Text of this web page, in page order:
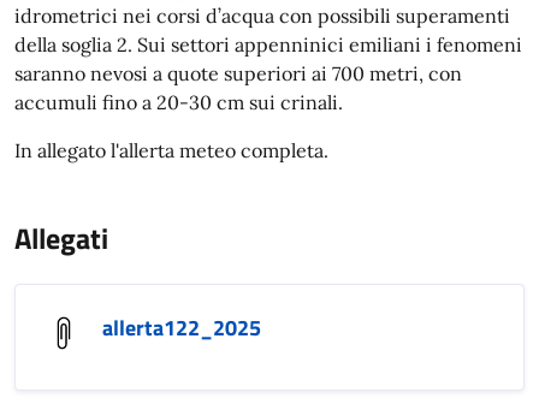
idrometrici nei corsi d’acqua con possibili superamenti
della soglia 2. Sui settori appenninici emiliani i fenomeni
saranno nevosi a quote superiori ai 700 metri, con
accumuli fino a 20-30 cm sui crinali.
In allegato l'allerta meteo completa.
Allegati
allerta122_2025